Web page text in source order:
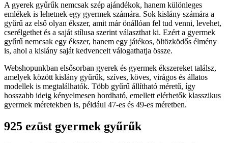
A gyerek gyűrűk nemcsak szép ajándékok, hanem különleges
emlékek is lehetnek egy gyermek számára. Sok kislány számára a
gyűrű az első olyan ékszer, amit már önállóan fel tud venni, levehet,
cserélgethet és a saját stílusa szerint választhat ki. Ezért a gyermek
gyűrű nemcsak egy ékszer, hanem egy játékos, öltözködős élmény
is, ahol a kislány saját kedvenceit válogathatja össze.
Webshopunkban elsősorban gyerek és gyermek ékszereket találsz,
amelyek között kislány gyűrűk, szíves, köves, virágos és állatos
modellek is megtalálhatók. Több gyűrű állítható méretű, így
hosszabb ideig kényelmesen hordható, emellett elérhetők klasszikus
gyermek méretekben is, például 47-es és 49-es méretben.
925 ezüst gyermek gyűrűk